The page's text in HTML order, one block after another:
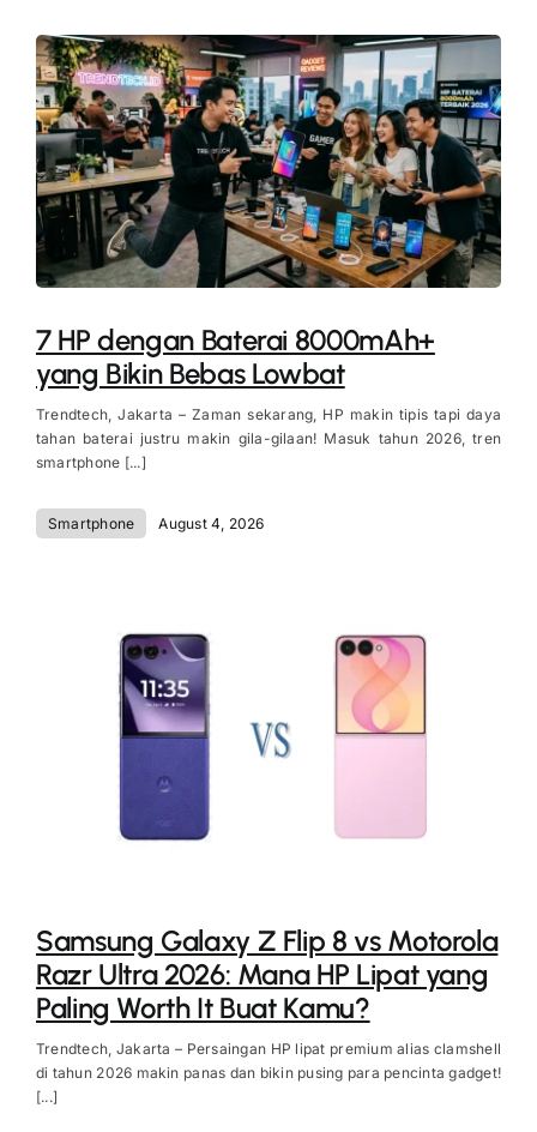
7 HP dengan Baterai 8000mAh+
yang Bikin Bebas Lowbat
Trendtech, Jakarta – Zaman sekarang, HP makin tipis tapi daya
tahan baterai justru makin gila-gilaan! Masuk tahun 2026, tren
smartphone [...]
Smartphone August 4, 2026
Samsung Galaxy Z Flip 8 vs Motorola
Razr Ultra 2026: Mana HP Lipat yang
Paling Worth It Buat Kamu?
Trendtech, Jakarta – Persaingan HP lipat premium alias clamshell
di tahun 2026 makin panas dan bikin pusing para pencinta gadget!
[...]